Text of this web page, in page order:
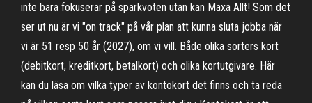
inte bara fokuserar på sparkvoten utan kan Maxa Allt! Som det
ser ut nu är vi "on track" på vår plan att kunna sluta jobba när
vi är 51 resp 50 år (2027), om vi vill. Både olika sorters kort
(debitkort, kreditkort, betalkort) och olika kortutgivare. Här
kan du läsa om vilka typer av kontokort det finns och ta reda